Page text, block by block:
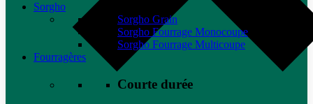
Sorgho
Sorgho Grain
Sorgho Fourrage Monocoupe
Sorgho Fourrage Multicoupe
Fourragères
Courte durée